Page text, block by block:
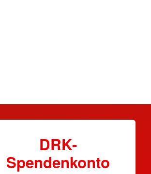
DRK-
Spendenkonto